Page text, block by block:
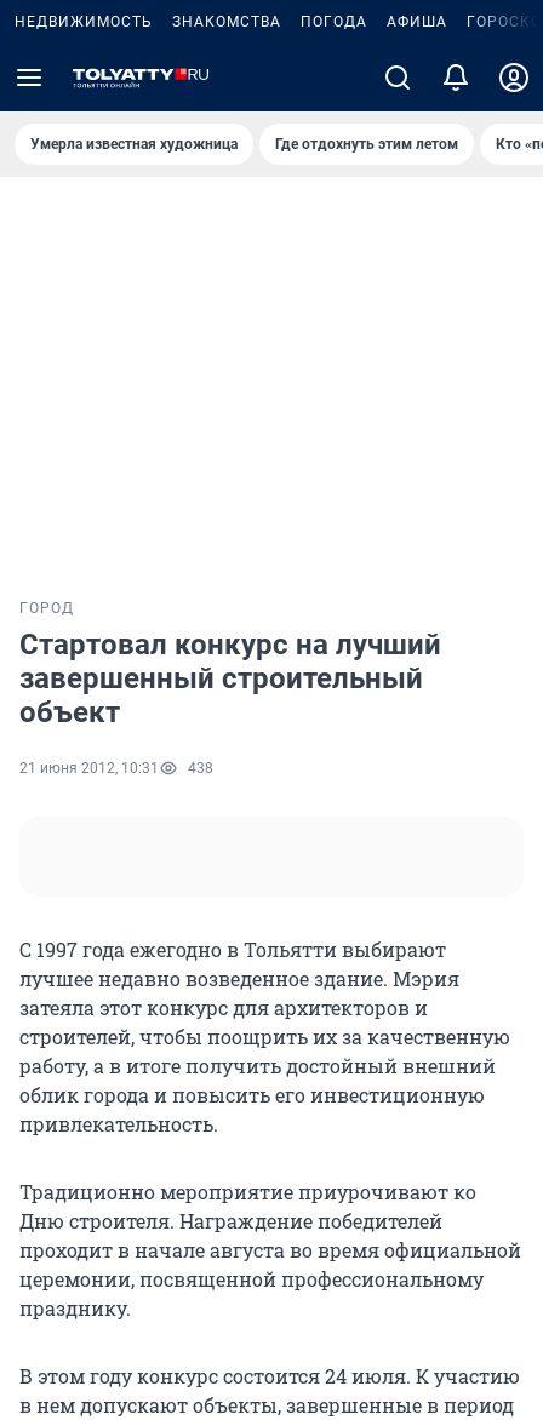
НЕДВИЖИМОСТЬ ЗНАКОМСТВА ПОГОДА АФИША
Умерла известная художница Где отдохнуть этим летом Кто
ГОРОД
Стартовал конкурс на лучший
завершенный строительный
объект
21 июня 2012, 10:31 438
С 1997 года ежегодно в Тольятти выбирают
лучшее недавно возведенное здание. Мэрия
затеяла этот конкурс для архитекторов и
строителей, чтобы поощрить их за качественную
работу, а в итоге получить достойный внешний
облик города и повысить его инвестиционную
привлекательность.
Традиционно мероприятие приурочивают ко
Дню строителя. Награждение победителей
проходит в начале августа во время официальной
церемонии, посвященной профессиональному
празднику.
В этом году конкурс состоится 24 июля. К участию
в нем допускают объекты, завершенные в период